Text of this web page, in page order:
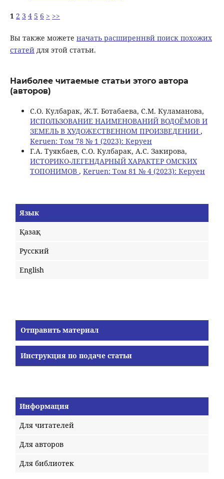
1 2 3 4 5 6 > >>
Вы также можете начать расширеннвй поиск похожих
статейдля этой статьи.
Наиболее читаемые статьи этого автора
(авторов)
С.О. Кулбарак, Ж.Т. Ботабаева, С.М. Куламанова,
ИСПОЛЬЗОВАНИЕ НАИМЕНОВАНИЙ ВОДОЁМОВ И
ЗЕМЕЛЬ В ХУДОЖЕСТВЕННОМ ПРОИЗВЕДЕНИИ ,
Keruen: Том 78 № 1 (2023): Керуен
Г.А. Туякбаев, С.О. Кулбарак, А.С. Закирова,
ИСТОРИКО-ЛЕГЕНДАРНЫЙ ХАРАКТЕР ОМСКИХ
ТОПОНИМОВ , Keruen: Том 81 № 4 (2023): Керуен
Язык
Қазақ
Русский
English
Отправить материал
Инструкция по подаче статьи
Информация
Для читателей
Для авторов
Для библиотек